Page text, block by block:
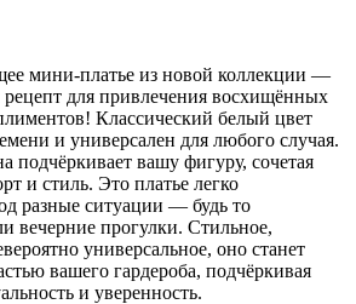
мини-платье из новой коллекции —
для привлечения восхищённых
Классический белый цвет
и универсален для любого случая.
подчёркивает вашу фигуру, сочетая
и стиль. Это платье легко
разные ситуации — будь то
вечерние прогулки. Стильное,
универсальное, оно станет
вашего гардероба, подчёркивая
и уверенность.